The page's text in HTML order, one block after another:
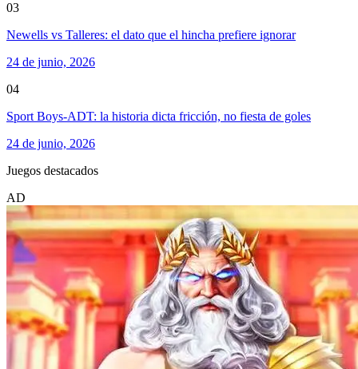
03
Newells vs Talleres: el dato que el hincha prefiere ignorar
24 de junio, 2026
04
Sport Boys-ADT: la historia dicta fricción, no fiesta de goles
24 de junio, 2026
Juegos destacados
AD